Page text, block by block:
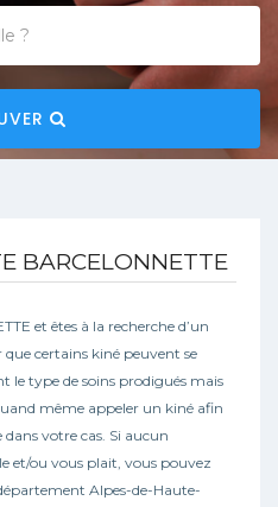
BARCELONNETTE
et êtes à la recherche d’un
certains kiné peuvent se
le type de soins prodigués mais
même appeler un kiné afin
dans votre cas. Si aucun
et/ou vous plait, vous pouvez
Alpes-de-Haute-